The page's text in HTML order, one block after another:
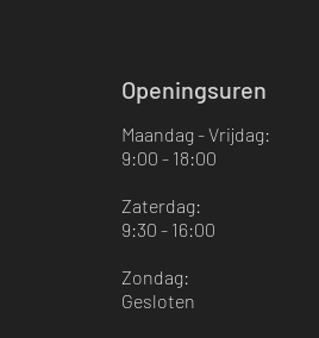
Openingsuren
Maandag - Vrijdag:
9:00 - 18:00
Zaterdag:
9:30 - 16:00
Zondag:
Gesloten